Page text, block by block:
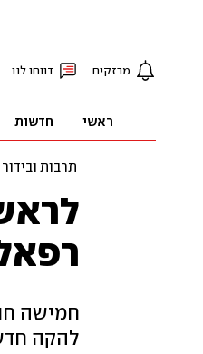
מבזקים דווחו לנו
ראשי חדשות
תרבות ובידור
חמישה
להקה